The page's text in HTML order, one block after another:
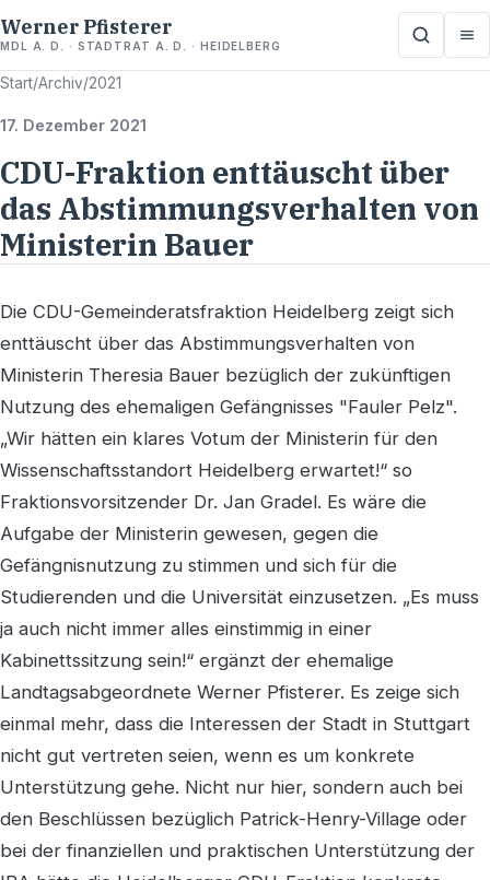
Werner Pfisterer
MDL A. D. · STADTRAT A. D. · HEIDELBERG
Start/Archiv/2021
17. Dezember 2021
CDU-Fraktion enttäuscht über
das Abstimmungsverhalten von
Ministerin Bauer
Die CDU-Gemeinderatsfraktion Heidelberg zeigt sich
enttäuscht über das Abstimmungsverhalten von
Ministerin Theresia Bauer bezüglich der zukünftigen
Nutzung des ehemaligen Gefängnisses "Fauler Pelz".
„Wir hätten ein klares Votum der Ministerin für den
Wissenschaftsstandort Heidelberg erwartet!“ so
Fraktionsvorsitzender Dr. Jan Gradel. Es wäre die
Aufgabe der Ministerin gewesen, gegen die
Gefängnisnutzung zu stimmen und sich für die
Studierenden und die Universität einzusetzen. „Es muss
ja auch nicht immer alles einstimmig in einer
Kabinettssitzung sein!“ ergänzt der ehemalige
Landtagsabgeordnete Werner Pfisterer. Es zeige sich
einmal mehr, dass die Interessen der Stadt in Stuttgart
nicht gut vertreten seien, wenn es um konkrete
Unterstützung gehe. Nicht nur hier, sondern auch bei
den Beschlüssen bezüglich Patrick-Henry-Village oder
bei der finanziellen und praktischen Unterstützung der